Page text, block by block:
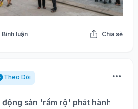
Bình luận Chia sẻ
Theo Dõi
động sản 'rầm rộ' phát hành